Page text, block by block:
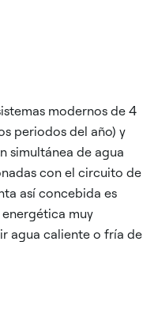
modernos de 4
periodos del año) y
simultánea de agua
con el circuito de
así concebida es
muy
agua caliente o fría de